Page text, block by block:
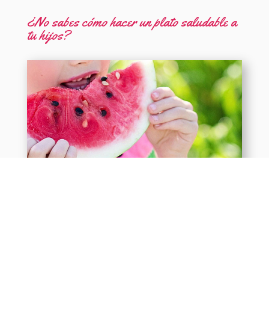
¿No sabes cómo hacer un plato saludable a
tu hijos?